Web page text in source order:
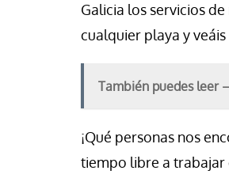
Galicia los servicios
cualquier playa y veáis
También puedes leer
¡Qué personas nos
tiempo libre a trabajar